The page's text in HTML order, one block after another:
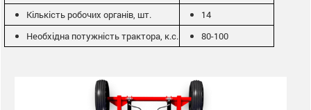
Кількість робочих органів, шт.
14
Необхідна потужність трактора, к.с.
80-100